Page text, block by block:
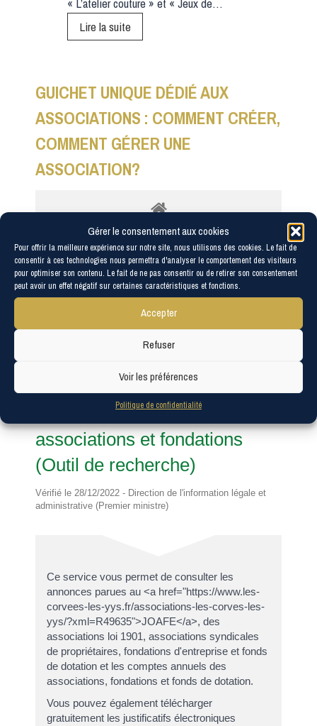
Gérer le consentement aux cookies
Pour offrir la meilleure expérience sur notre site, nous utilisons des cookies. Le fait de
consentir à ces technologies nous permettra d'analyser le comportement des visiteurs
pour optimiser son contenu. Le fait de ne pas consentir ou de retirer son consentement
peut avoir un effet négatif sur certaines caractéristiques et fonctions.
Accepter
Refuser
Voir les préférences
Politique de confidentialité
L
I
S
»
Lire la suiteL
’
S
S
O
C
I
A
I
O
N
«
A
É
D
I
L
L
E
»
GUICHET UNIQUE DÉDIÉ AUX
ASSOCIATIONS : COMMENT CRÉER,
COMMENT GÉRER UNE
ASSOCIATION?
> Services en ligne et
associations et fondations
Consulter les annonces des
associations et fondations
(Outil de recherche)
Vérifié le 28/12/2022 - Direction de l'information légale et
administrative (Premier ministre)
Ce service vous permet de consulter les
annonces parues au <a href="https://www.les-
corvees-les-yys.fr/associations-les-corves-les-
yys/?xml=R49635">JOAFE</a>, des
associations loi 1901, associations syndicales
de propriétaires, fondations d'entreprise et fonds
de dotation et les comptes annuels des
associations, fondations et fonds de dotation.
Vous pouvez également télécharger
gratuitement les justificatifs électroniques